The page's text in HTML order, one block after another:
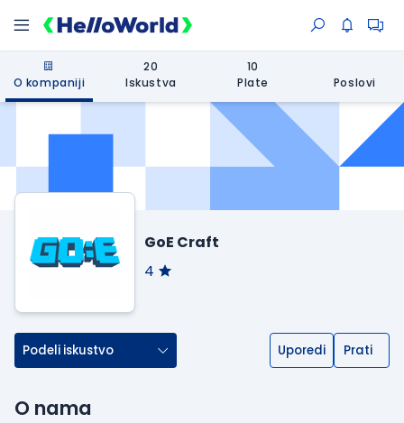
O kompaniji
20
Iskustva
10
Plate
Poslovi
GoE Craft
4
Podeli iskustvo Uporedi Prati
O nama